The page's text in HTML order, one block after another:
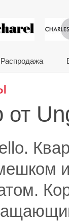
Распродажа
от